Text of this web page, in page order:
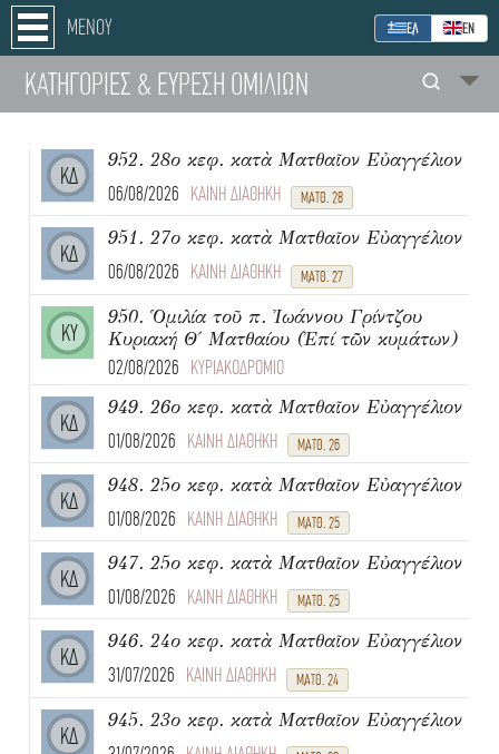
ΜΕΝΟΥ ΕΛ ΕΝ
ΚΑΤΗΓΟΡΙΕΣ & ΕΥΡΕΣΗ ΟΜΙΛΙΩΝ
ΚΔ
952. 28ο κεφ. κατὰ Ματθαῖον Εὐαγγέλιον
06/08/2026 ΚΑΙΝΗ ΔΙΑΘΗΚΗ ΜΑΤΘ. 28
ΚΔ
951. 27ο κεφ. κατὰ Ματθαῖον Εὐαγγέλιον
06/08/2026 ΚΑΙΝΗ ΔΙΑΘΗΚΗ ΜΑΤΘ. 27
ΚΥ
950. Ὁμιλία τοῦ π. Ἰωάννου Γρίντζου
Κυριακή Θ΄ Ματθαίου (Ἐπί τῶν κυμάτων)
02/08/2026 ΚΥΡΙΑΚΟΔΡΟΜΙΟ
ΚΔ
949. 26ο κεφ. κατὰ Ματθαῖον Εὐαγγέλιον
01/08/2026 ΚΑΙΝΗ ΔΙΑΘΗΚΗ ΜΑΤΘ. 26
ΚΔ
948. 25ο κεφ. κατὰ Ματθαῖον Εὐαγγέλιον
01/08/2026 ΚΑΙΝΗ ΔΙΑΘΗΚΗ ΜΑΤΘ. 25
ΚΔ
947. 25ο κεφ. κατὰ Ματθαῖον Εὐαγγέλιον
01/08/2026 ΚΑΙΝΗ ΔΙΑΘΗΚΗ ΜΑΤΘ. 25
ΚΔ
946. 24ο κεφ. κατὰ Ματθαῖον Εὐαγγέλιον
31/07/2026 ΚΑΙΝΗ ΔΙΑΘΗΚΗ ΜΑΤΘ. 24
ΚΔ
945. 23ο κεφ. κατὰ Ματθαῖον Εὐαγγέλιον